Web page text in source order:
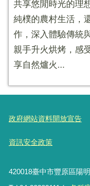
共享悠閒時光的理
純樸的農村生活，
作，深入體驗傳統
親手升火烘烤，感
享自然爐火...
政府網站資料開放宣告
資訊安全政策
420018臺中市豐原區陽